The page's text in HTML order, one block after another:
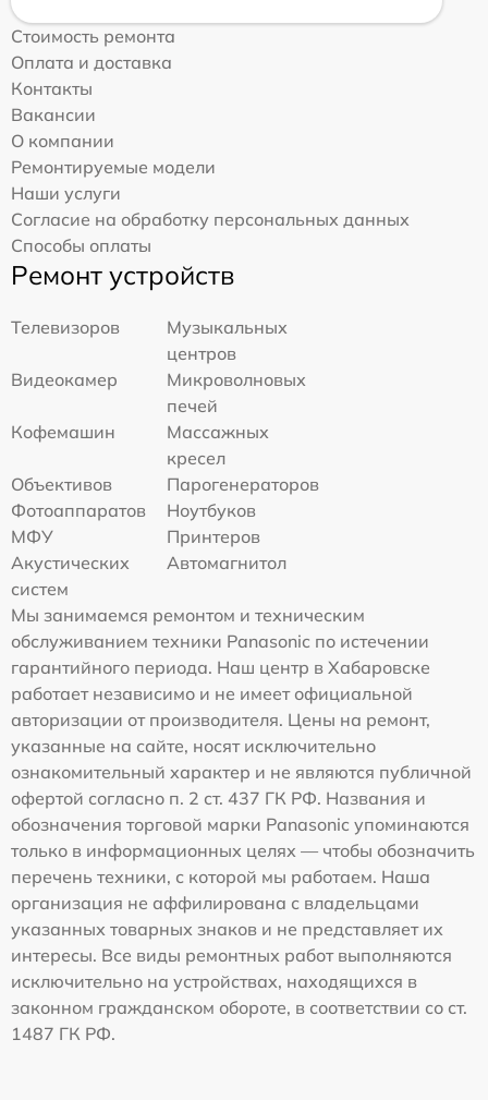
Стоимость ремонта
Оплата и доставка
Контакты
Вакансии
О компании
Ремонтируемые модели
Наши услуги
Согласие на обработку персональных данных
Способы оплаты
Ремонт устройств
Телевизоров
Музыкальных
центров
Видеокамер
Микроволновых
печей
Кофемашин
Массажных
кресел
Объективов
Парогенераторов
Фотоаппаратов
Ноутбуков
МФУ
Принтеров
Акустических
систем
Автомагнитол
Мы занимаемся ремонтом и техническим
обслуживанием техники Panasonic по истечении
гарантийного периода. Наш центр в Хабаровске
работает независимо и не имеет официальной
авторизации от производителя. Цены на ремонт,
указанные на сайте, носят исключительно
ознакомительный характер и не являются публичной
офертой согласно п. 2 ст. 437 ГК РФ. Названия и
обозначения торговой марки Panasonic упоминаются
только в информационных целях — чтобы обозначить
перечень техники, с которой мы работаем. Наша
организация не аффилирована с владельцами
указанных товарных знаков и не представляет их
интересы. Все виды ремонтных работ выполняются
исключительно на устройствах, находящихся в
законном гражданском обороте, в соответствии со ст.
1487 ГК РФ.